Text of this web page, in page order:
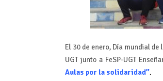
El 30 de enero, Día mundial
UGT junto a FeSP-UGT
Aulas por la solidaridad”.